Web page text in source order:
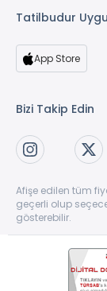
Tatilbudur
App Store
Bizi Takip Edin
Afişe edilen tüm
geçerli olup
gösterebilir.